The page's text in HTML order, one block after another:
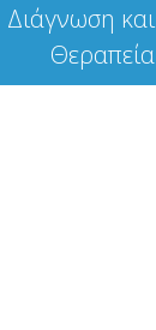
και
Θεραπεία